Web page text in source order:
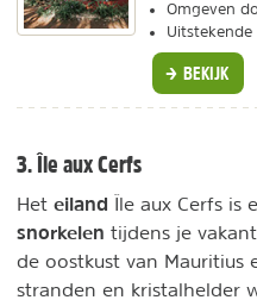
Omgeven
Uitstekende
BEKIJK
3. Île aux Cerfs
Het eiland Île aux Cerfs is
snorkelen tijdens je
de oostkust van Mauritius
stranden en kristalhelder